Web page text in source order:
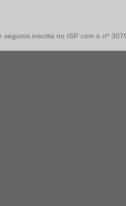
inscrita no ISP com o nº